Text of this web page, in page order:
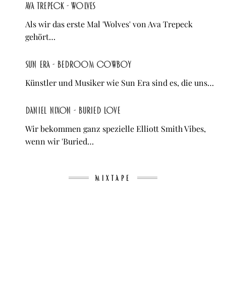
Ava Trepeck - Wolves
Als wir das erste Mal 'Wolves' von Ava Trepeck
gehört…
Sun Era - Bedroom Cowboy
Künstler und Musiker wie Sun Era sind es, die uns…
Daniel Nixon - Buried Love
Wir bekommen ganz spezielle Elliott Smith Vibes,
wenn wir 'Buried…
MIXTAPE